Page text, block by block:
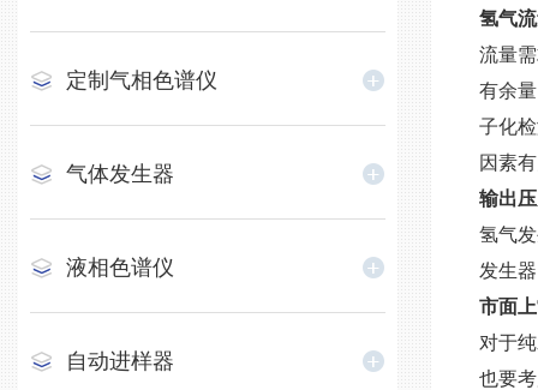
定制气相色谱仪
气体发生器
液相色谱仪
自动进样器
氢气
流量
有余
子化
因素
输出
氢气
发生
市面
对于
也要